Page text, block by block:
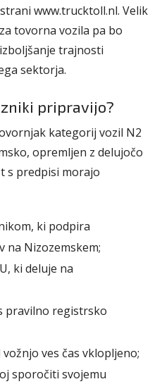
www.trucktoll.nl. Velik
tovorna vozila pa bo
trajnosti
sektorja.
pripravijo?
kategorij vozil N2
opremljen z delujočo
s predpisi morajo
ki podpira
na Nizozemskem;
ki deluje na
pravilno registrsko
ves čas vklopljeno;
sporočiti svojemu